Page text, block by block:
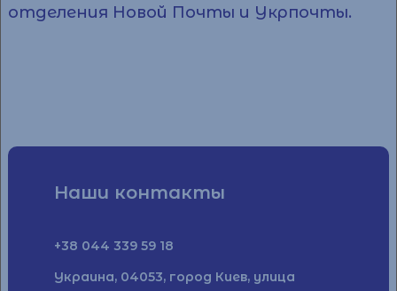
отделения Новой Почты и Укрпочты.
Наши контакты
+38 044 339 59 18
Украина, 04053, город Киев, улица